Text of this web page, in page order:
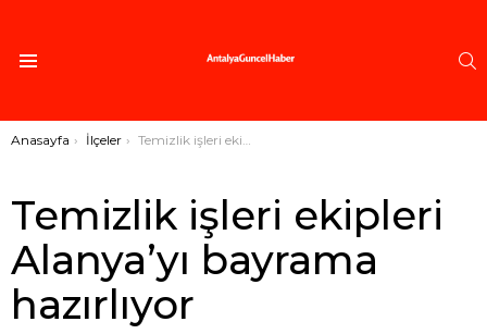
Buradasınız:
Anasayfa İlçeler Temizlik işleri ekipleri Alanya’yı bayrama hazırlıyor
Temizlik işleri ekipleri
Alanya’yı bayrama
hazırlıyor